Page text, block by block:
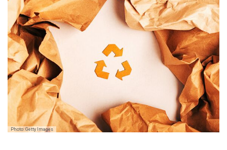
Photo: Getty Images